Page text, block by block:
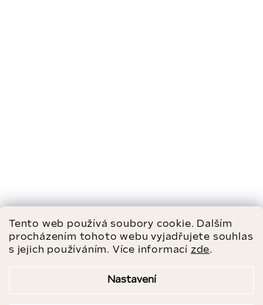
Tento web používá soubory cookie. Dalším
procházením tohoto webu vyjadřujete souhlas
s jejich používáním. Více informací zde.
Nastavení